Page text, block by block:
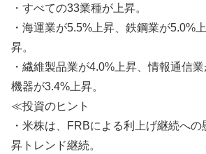
・すべての33業種が上昇。
・海運業が5.5%上昇、鉄鋼業が5.0%
昇。
・繊維製品業が4.0%上昇、情報通信
機器が3.4%上昇。
≪投資のヒント
・米株は、FRBによる利上げ継続へ
昇トレンド継続。